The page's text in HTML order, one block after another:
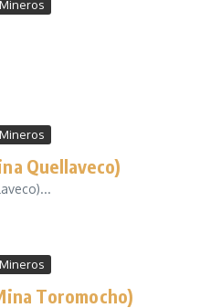
Quellaveco)
Toromocho)